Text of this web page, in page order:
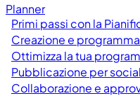
Planner
Primi passi con la
Creazione e
Ottimizza la tua
Pubblicazione per
Collaborazione e